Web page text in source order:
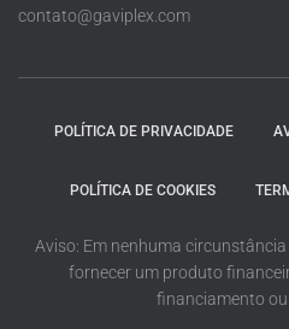
contato@gaviplex.com
POLÍTICA DE PRIVACIDADE
POLÍTICA DE COOKIES
Aviso: Em nenhuma
fornecer um produto
financiamento ou